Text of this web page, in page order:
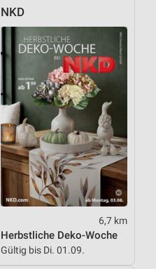
NKD
6,7 km
Herbstliche Deko-Woche
Gültig bis Di. 01.09.